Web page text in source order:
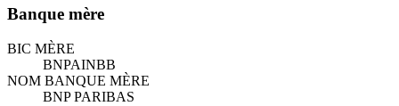
Banque mère
BIC MÈRE
BNPAINBB
NOM BANQUE MÈRE
BNP PARIBAS